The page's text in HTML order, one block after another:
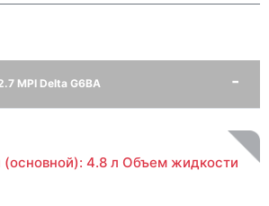
MPI Delta G6BA
4.8 л Объем жидкости